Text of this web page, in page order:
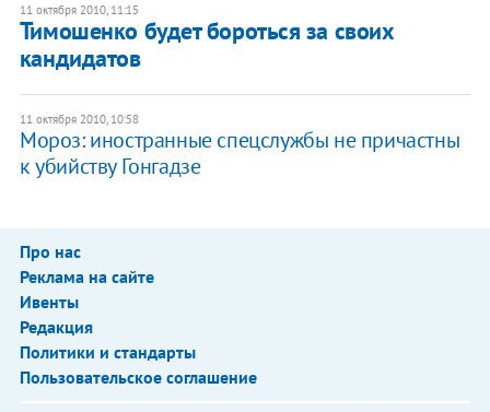
11 октября 2010, 11:15
Тимошенко будет бороться за своих
кандидатов
11 октября 2010, 10:58
Мороз: иностранные спецслужбы не причастны
к убийству Гонгадзе
Про нас
Реклама на сайте
Ивенты
Редакция
Политики и стандарты
Пользовательское соглашение